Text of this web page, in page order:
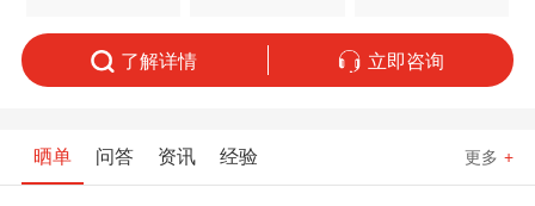
了解详情 立即咨询
晒单 问答 资讯 经验 更多 +